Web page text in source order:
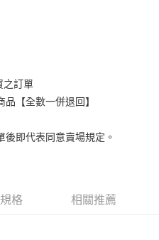
華泰商業銀行
遠東國際商業銀行
星展（台灣）商業銀行
之訂單
【全數一併退回】
即代表同意賣場規定。
格 相關推薦